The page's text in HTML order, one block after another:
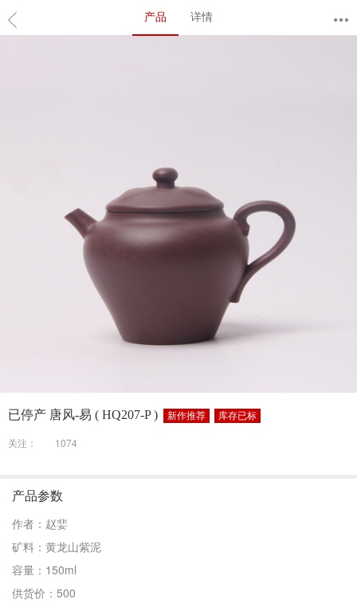
产品 详情
已停产 唐风-易 ( HQ207-P ) 新作推荐 库存已标
关注： 1074
产品参数
作者：赵婓
矿料：黄龙山紫泥
容量：150ml
供货价：500